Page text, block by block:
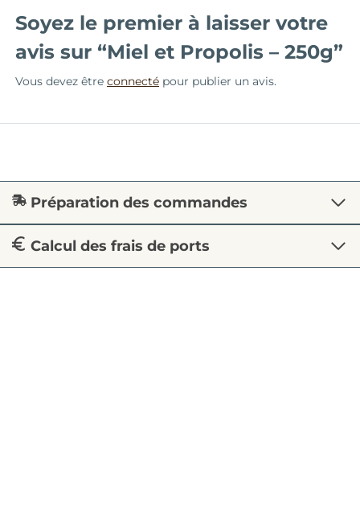
Soyez le premier à laisser votre
avis sur “Miel et Propolis – 250g”
Vous devez être connecté pour publier un avis.
Préparation des commandes
Calcul des frais de ports